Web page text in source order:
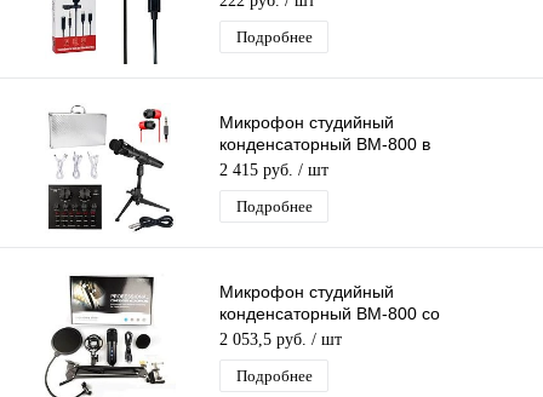
Подробнее
Микрофон студийный
конденсаторный BM-800 в
Алюминиевом кейсе,со звуковой
картой V8,комплектация MF58
2 415 руб. / шт
Подробнее
Микрофон студийный
конденсаторный BM-800 со
встроенной звуковой картой и
пантографом (компл. MF54)
2 053,5 руб. / шт
Подробнее